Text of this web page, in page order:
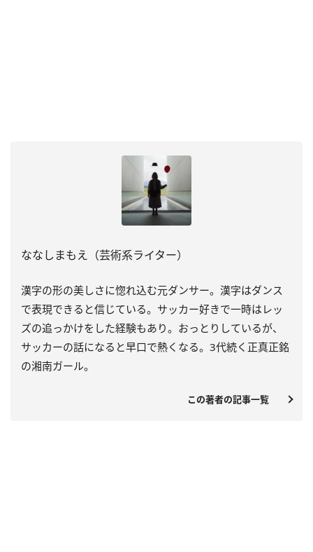
ななしまもえ（芸術系ライター）
漢字の形の美しさに惚れ込む元ダンサー。漢字はダンス
で表現できると信じている。サッカー好きで一時はレッ
ズの追っかけをした経験もあり。おっとりしているが、
サッカーの話になると早口で熱くなる。3代続く正真正銘
の湘南ガール。
この著者の記事一覧